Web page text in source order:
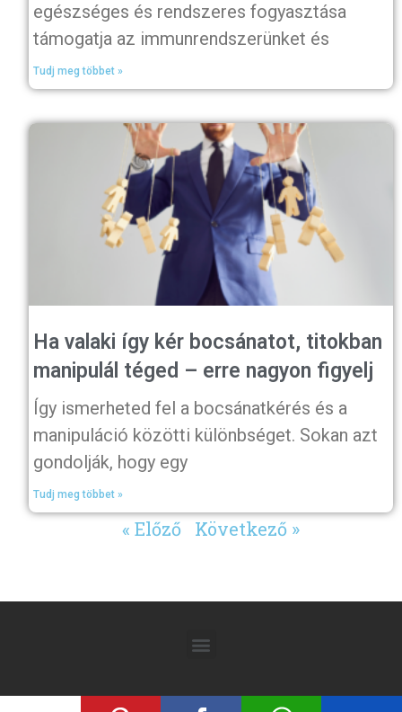
egészséges és rendszeres fogyasztása
támogatja az immunrendszerünket és
Tudj meg többet »
Ha valaki így kér bocsánatot, titokban
manipulál téged – erre nagyon figyelj
Így ismerheted fel a bocsánatkérés és a
manipuláció közötti különbséget. Sokan azt
gondolják, hogy egy
Tudj meg többet »
« Előző Következő »